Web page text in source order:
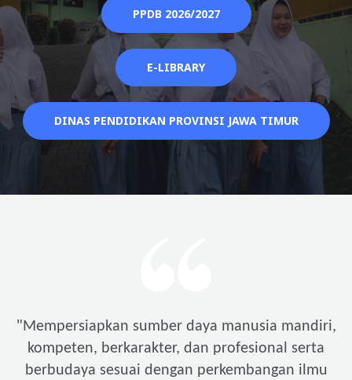
PPDB 2026/2027
E-LIBRARY
DINAS PENDIDIKAN PROVINSI JAWA TIMUR
"Mempersiapkan sumber daya manusia mandiri,
kompeten, berkarakter, dan profesional serta
berbudaya sesuai dengan perkembangan ilmu